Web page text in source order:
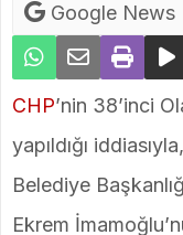
Google News
CHP’nin 38’inci
yapıldığı
Belediye
Ekrem